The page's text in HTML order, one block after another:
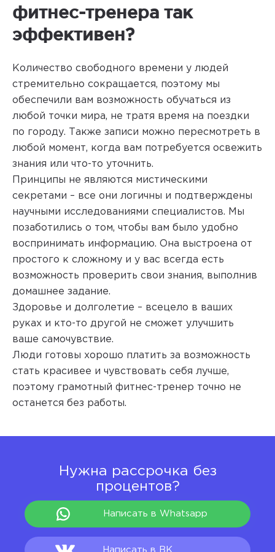
фитнес-тренера так
эффективен?
Количество свободного времени у людей
стремительно сокращается, поэтому мы
обеспечили вам возможность обучаться из
любой точки мира, не тратя время на поездки
по городу. Также записи можно пересмотреть в
любой момент, когда вам потребуется освежить
знания или что-то уточнить.
Принципы не являются мистическими
секретами – все они логичны и подтверждены
научными исследованиями специалистов. Мы
позаботились о том, чтобы вам было удобно
воспринимать информацию. Она выстроена от
простого к сложному и у вас всегда есть
возможность проверить свои знания, выполнив
домашнее задание.
Здоровье и долголетие – всецело в ваших
руках и кто-то другой не сможет улучшить
ваше самочувствие.
Люди готовы хорошо платить за возможность
стать красивее и чувствовать себя лучше,
поэтому грамотный фитнес-тренер точно не
останется без работы.
Нужна рассрочка без
процентов?
Написать в Whatsapp
Написать в ВК